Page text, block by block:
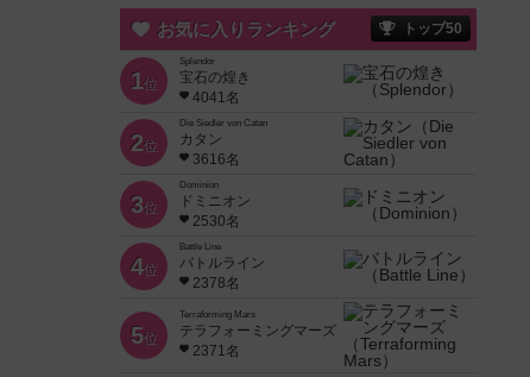
お気に入りランキング トップ50
1位
Splendor
宝石の煌き
4041名
2位
Die Siedler von Catan
カタン
3616名
3位
Dominion
ドミニオン
2530名
4位
Battle Line
バトルライン
2378名
5位
Terraforming Mars
テラフォーミングマーズ
2371名